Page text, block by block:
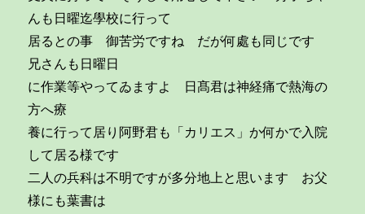
んも日曜迄學校に行って
居るとの事 御苦労ですね だが何處も同じです
兄さんも日曜日
に作業等やってゐますよ 日髙君は神経痛で熱海の
方へ療
養に行って居り阿野君も「カリエス」か何かで入院
して居る様です
二人の兵科は不明ですが多分地上と思います お父
様にも葉書は